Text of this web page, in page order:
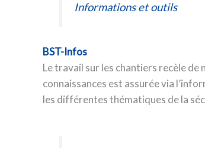
Informations et outils
BST-Infos
Le travail sur les chantiers recèle de
connaissances est assurée via
les différentes thématiques de la